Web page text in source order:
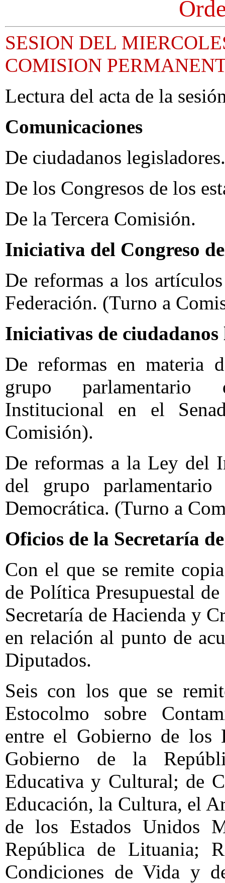
SESION DEL
COMISION
Lectura del acta de la
Comunicaciones
De ciudadanos legisladores.
De los Congresos de los
De la Tercera Comisión.
Iniciativa del Congreso
De reformas a los
Federación. (Turno a
Iniciativas de ciudadanos
De reformas en materia
grupo parlamentario
Institucional en el
Comisión).
De reformas a la Ley del
del grupo
Democrática. (Turno a
Oficios de la Secretaría
Con el que se remite
de Política Presupuestal
Secretaría de Hacienda y
en relación al punto de
Diputados.
Seis con los que se
Estocolmo sobre
entre el Gobierno de los
Gobierno de la
Educativa y Cultural; de
Educación, la Cultura, el
de los Estados Unidos
República de Lituania;
Condiciones de Vida y